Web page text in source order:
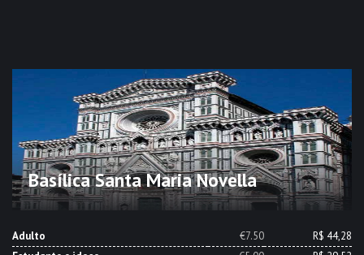
Basílica Santa Maria Novella
Adulto €7.50
R$ 44,28